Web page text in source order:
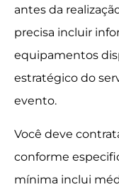
antes da
precisa incluir
equipamentos
estratégico do
evento.
Você deve
conforme
mínima inclui